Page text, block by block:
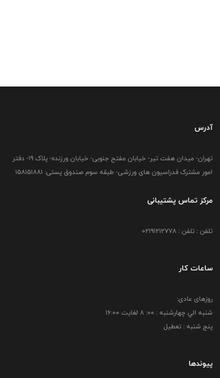
آدرس
تهران- میدان هفت تیر- خیابان مفتح جنوبی- خیابان ورزنده- پلاک 19- دفتر
امور مشترک فدراسیون های ورزشی- طبقه سوم صندوق پستی: 158151881
مرکز تماس پشتیبانی
تلفن : تلفن : 02191212778
ساعات کار
روزهای عادی:
شنبه الي چهارشنبه : 00: 8 لغايت 16:00
پنج شنبه : تعطیل
پیوندها